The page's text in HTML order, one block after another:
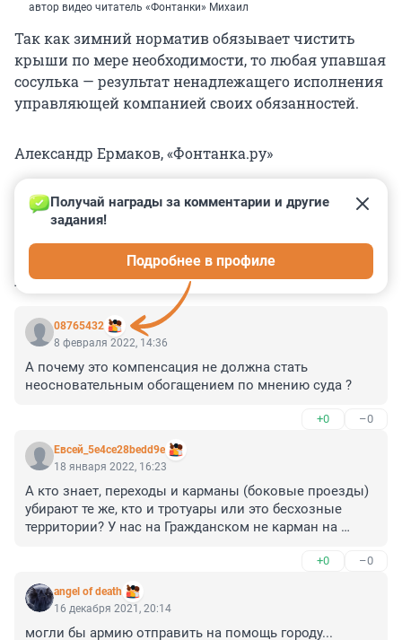
автор видео читатель «Фонтанки» Михаил
Так как зимний норматив обязывает чистить
крыши по мере необходимости, то любая упавшая
сосулька — результат ненадлежащего исполнения
управляющей компанией своих обязанностей.
Александр Ермаков, «Фонтанка.ру»
КОММЕНТАРИИ 55
08765432
Получай награды за комментарии и другие
задания!
Подробнее в профиле
8 февраля 2022, 14:36
А почему это компенсация не должна стать
неосновательным обогащением по мнению суда ?
+0 –0
Евсей_5e4ce28bedd9e
18 января 2022, 16:23
А кто знает, переходы и карманы (боковые проезды)
убирают те же, кто и тротуары или это бесхозные
территории? У нас на Гражданском не карман на
только 14 января поскребли, но не расчистили.
+0 –0
angel of death
16 декабря 2021, 20:14
могли бы армию отправить на помощь городу...